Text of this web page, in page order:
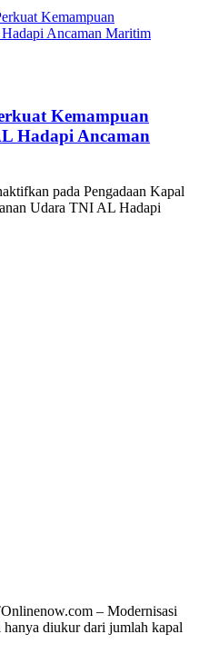
Kemampuan
Hadapi Ancaman
pada Pengadaan Kapal
Udara TNI AL Hadapi
– Modernisasi
diukur dari jumlah kapal